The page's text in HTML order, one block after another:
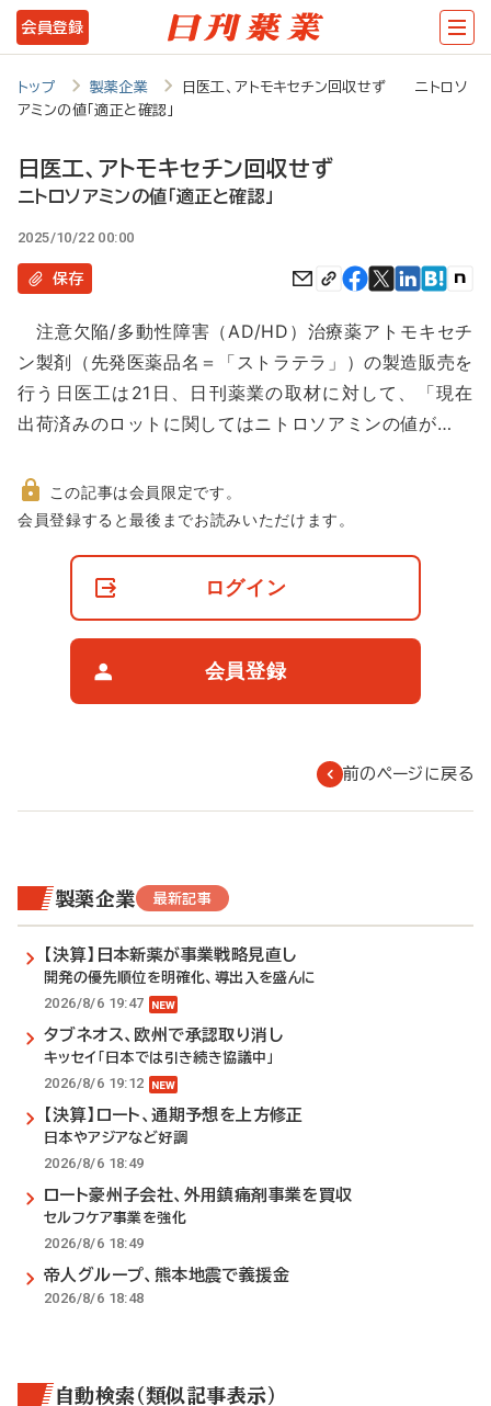
メ
イ
ツ
に
動
会員登録
トップ 製薬企業
日医工、アトモキセチン回収せず ニトロソ
アミンの値「適正と確認」
日医工、アトモキセチン回収せず
ニトロソアミンの値「適正と確認」
2025/10/22 00:00
保存
注意欠陥/多動性障害（AD/HD）治療薬アトモキセチ
ン製剤（先発医薬品名＝「ストラテラ」）の製造販売を
行う日医工は21日、日刊薬業の取材に対して、「現在
出荷済みのロットに関してはニトロソアミンの値が…
非
この記事は会員限定です。
会員登録すると最後までお読みいただけます。
ログイン
会員登録
前のページに戻る
製薬企業 最新記事
【決算】日本新薬が事業戦略見直し
開発の優先順位を明確化、導出入を盛んに
2026/8/6 19:47
タブネオス、欧州で承認取り消し
キッセイ「日本では引き続き協議中」
2026/8/6 19:12
【決算】ロート、通期予想を上方修正
日本やアジアなど好調
2026/8/6 18:49
ロート豪州子会社、外用鎮痛剤事業を買収
セルフケア事業を強化
2026/8/6 18:49
帝人グループ、熊本地震で義援金
2026/8/6 18:48
自動検索（類似記事表示）